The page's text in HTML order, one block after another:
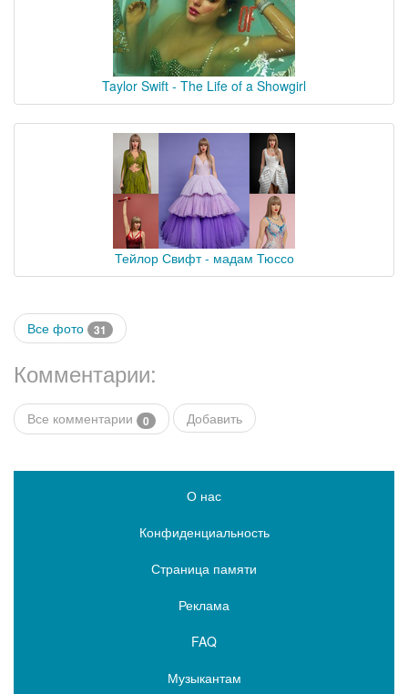
Taylor Swift - The Life of a Showgirl
Тейлор Свифт - мадам Тюссо
Все фото 31
Комментарии:
Все комментарии 0 Добавить
О нас
Конфиденциальность
Страница памяти
Реклама
FAQ
Музыкантам